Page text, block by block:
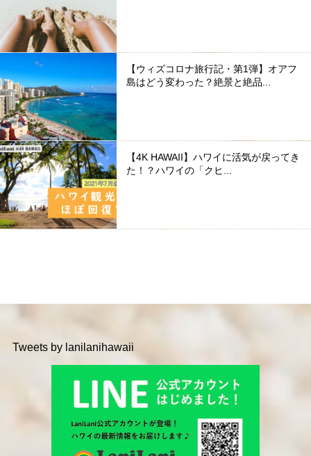
【ウィズコロナ旅行記・第1弾】オアフ
島はどう変わった？絶景と絶品...
【4K HAWAII】ハワイに活気が戻ってき
た！？ハワイの「クヒ...
Tweets by lanilanihawaii